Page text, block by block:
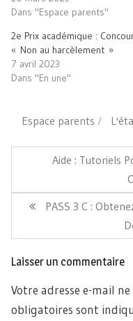
Dans "Espace parents"
2e Prix académique :
« Non au harcèlement »
7 avril 2023
Dans "En une"
Espace parents
Navigation
Article
Aide : Tutoriels
Article
PASS 3 C :
Laisser un commentaire
Votre adresse e-mail
obligatoires sont